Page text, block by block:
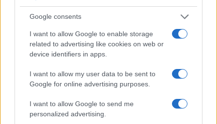
Google consents
I want to allow Google to enable storage
related to advertising like cookies on web or
device identifiers in apps.
I want to allow my user data to be sent to
Google for online advertising purposes.
I want to allow Google to send me
personalized advertising.
di che pasta son fatta ‘sti Verdi. Riescono a
propalare bugie per 30 anni senza imbarazzo e
sentono imbarazzo a ritrattare. Scuse un po’
tardive, no? E poi: ma che razza di amici hanno? O
La cosa non meraviglia, pare che sia una
ignoranza comune: mi viene in mente il nostro
, che s’è esibito proibendo le visite tra amici
in un lockdown ove erano permesse quelle tra